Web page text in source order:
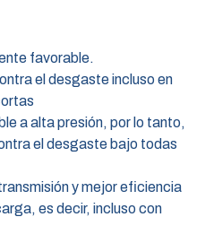
favorable.
el desgaste incluso en
a alta presión, por lo tanto,
el desgaste bajo todas
y mejor eficiencia
es decir, incluso con